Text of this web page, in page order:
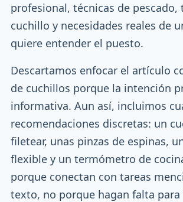
profesional, técnicas de pescado,
cuchillo y necesidades reales de
quiere entender el puesto.
Descartamos enfocar el artículo
de cuchillos porque la intención
informativa. Aun así, incluimos
recomendaciones discretas: un
filetear, unas pinzas de espinas,
flexible y un termómetro de
porque conectan con tareas
texto, no porque hagan falta para